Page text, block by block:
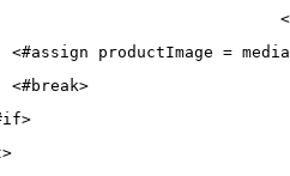
<#assign productImage =
<#break>